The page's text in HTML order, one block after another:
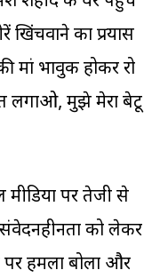
खिंचवाने का प्रयास
भावुक होकर रो
लगाओ, मुझे मेरा बेटू
मीडिया पर तेजी से
को लेकर
पर हमला बोला और